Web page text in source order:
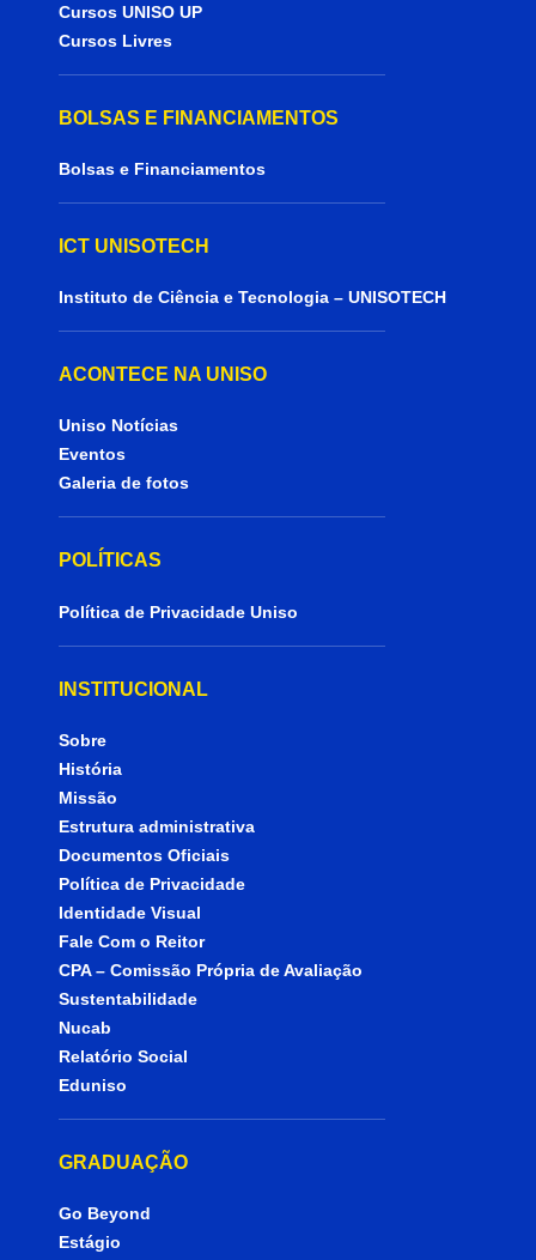
Cursos UNISO UP
Cursos Livres
BOLSAS E FINANCIAMENTOS
Bolsas e Financiamentos
ICT UNISOTECH
Instituto de Ciência e Tecnologia – UNISOTECH
ACONTECE NA UNISO
Uniso Notícias
Eventos
Galeria de fotos
POLÍTICAS
Política de Privacidade Uniso
INSTITUCIONAL
Sobre
História
Missão
Estrutura administrativa
Documentos Oficiais
Política de Privacidade
Identidade Visual
Fale Com o Reitor
CPA – Comissão Própria de Avaliação
Sustentabilidade
Nucab
Relatório Social
Eduniso
GRADUAÇÃO
Go Beyond
Estágio